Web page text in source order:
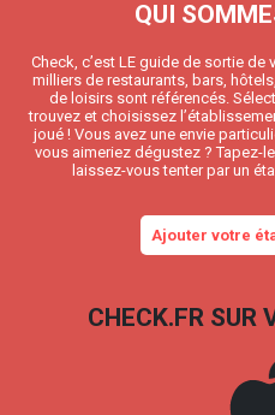
QUI
Check, c’est LE guide de sortie de
milliers de restaurants, bars,
de loisirs sont référencés.
trouvez et choisissez
joué ! Vous avez une envie
vous aimeriez dégustez ? Tapez-
laissez-vous tenter par un
Ajouter votre
CHECK.FR SUR